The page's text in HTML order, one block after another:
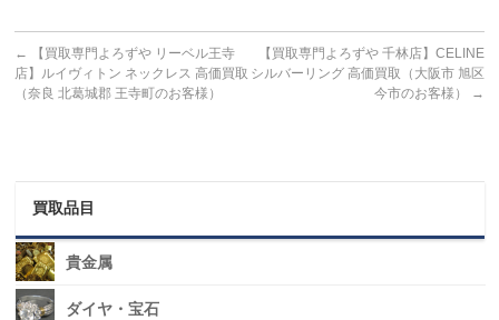
←
【買取専門よろずや リーベル王寺
店】ルイヴィトン ネックレス 高価買取
（奈良 北葛城郡 王寺町のお客様）
【買取専門よろずや 千林店】CELINE
シルバーリング 高価買取（大阪市 旭区
今市のお客様）
→
買取品目
貴金属
ダイヤ・宝石